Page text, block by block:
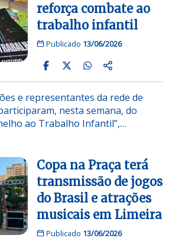
reforça combate ao
trabalho infantil
Publicado 13/06/2026
e representantes da rede de
nesta semana, do
ao Trabalho Infantil”,…
Copa na Praça terá
transmissão de jogos
do Brasil e atrações
musicais em Limeira
Publicado 13/06/2026